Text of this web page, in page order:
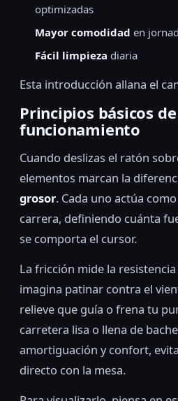
optimizadas
Mayor comodidad en
Fácil limpieza diaria
Esta introducción allana el
Principios básicos de
funcionamiento
Cuando deslizas el ratón
elementos marcan la
grosor. Cada uno actúa
carrera, definiendo cuánta
se comporta el cursor.
La fricción mide la
imagina patinar contra el
relieve que guía o frena tu
carretera lisa o llena de
amortiguación y confort,
directo con la mesa.